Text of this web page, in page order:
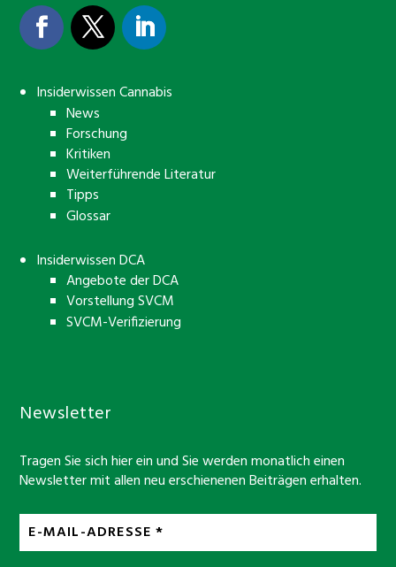
Insiderwissen Cannabis
News
Forschung
Kritiken
Weiterführende Literatur
Tipps
Glossar
Insiderwissen DCA
Angebote der DCA
Vorstellung SVCM
SVCM-Verifizierung
Newsletter
Tragen Sie sich hier ein und Sie werden monatlich einen
Newsletter mit allen neu erschienenen Beiträgen erhalten.